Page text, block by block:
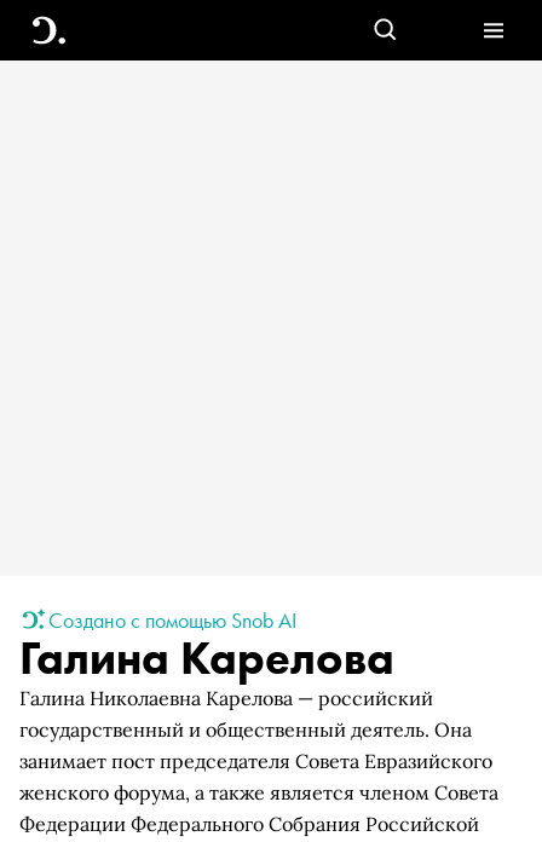
Создано с помощью Snob AI
Галина Карелова
Галина Николаевна Карелова — российский
государственный и общественный деятель. Она
занимает пост председателя Совета Евразийского
женского форума, а также является членом Совета
Федерации Федерального Собрания Российской